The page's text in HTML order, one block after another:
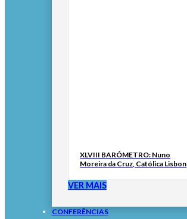
XLVIII BARÓMETRO: Nuno
Moreira da Cruz, Católica Lisbon
VER MAIS
CONFERÊNCIAS